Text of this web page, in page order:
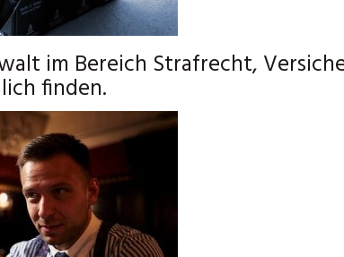
im Bereich Strafrecht,
finden.